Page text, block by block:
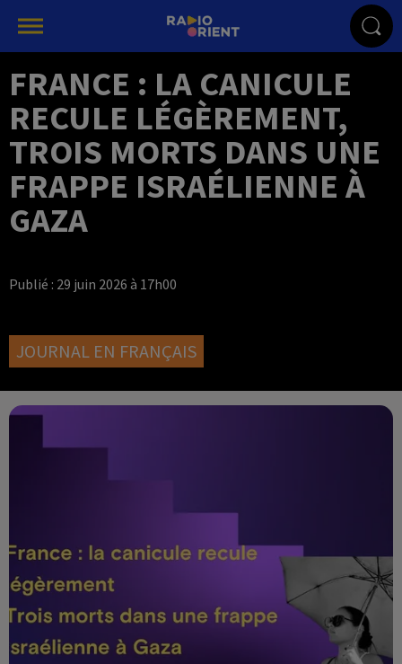
FRANCE : LA CANICULE
RECULE LÉGÈREMENT,
TROIS MORTS DANS UNE
FRAPPE ISRAÉLIENNE À
GAZA
Publié : 29 juin 2026 à 17h00
JOURNAL EN FRANÇAIS